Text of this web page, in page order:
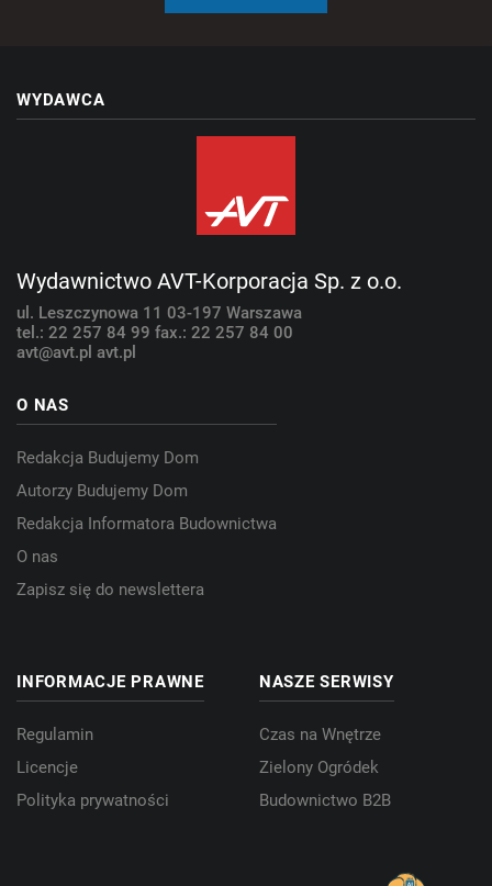
WYDAWCA
Wydawnictwo AVT-Korporacja Sp. z o.o.
ul. Leszczynowa 11 03-197 Warszawa
tel.: 22 257 84 99 fax.: 22 257 84 00
avt@avt.pl avt.pl
O NAS
Redakcja Budujemy Dom
Autorzy Budujemy Dom
Redakcja Informatora Budownictwa
O nas
Zapisz się do newslettera
INFORMACJE PRAWNE
Regulamin
Licencje
Polityka prywatności
NASZE SERWISY
Czas na Wnętrze
Zielony Ogródek
Budownictwo B2B